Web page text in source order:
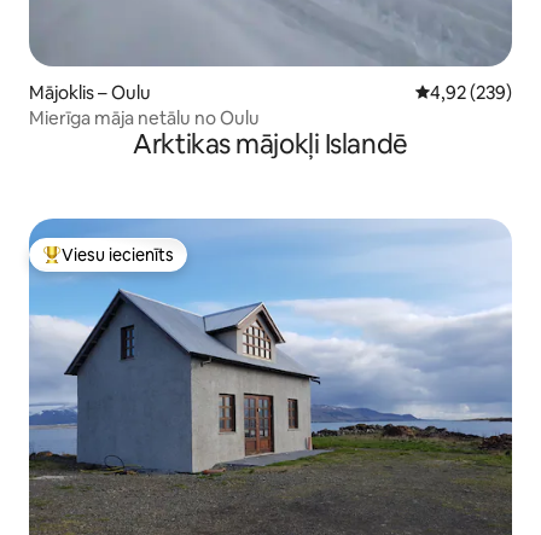
Mājoklis – Oulu Vidējais
4,92 (239)
Mierīga māja netālu no Oulu
Arktikas mājokļi Islandē
Populārs viesu iecienīts mājoklis
Viesu iecienīts